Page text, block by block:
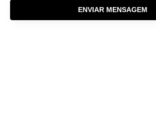
ENVIAR MENSAGEM